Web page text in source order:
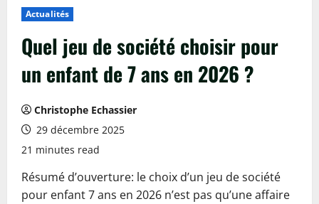
Actualités
Quel jeu de société choisir pour
un enfant de 7 ans en 2026 ?
Christophe Echassier
29 décembre 2025
21 minutes read
Résumé d’ouverture: le choix d’un jeu de société
pour enfant 7 ans en 2026 n’est pas qu’une affaire